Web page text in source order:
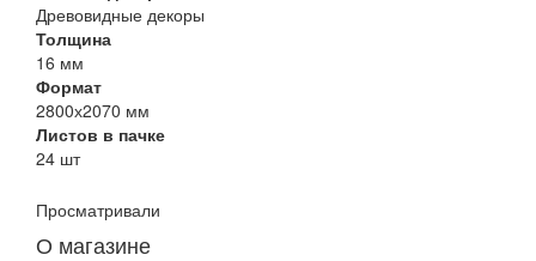
Древовидные декоры
Толщина
16 мм
Формат
2800х2070 мм
Листов в пачке
24 шт
Просматривали
О магазине